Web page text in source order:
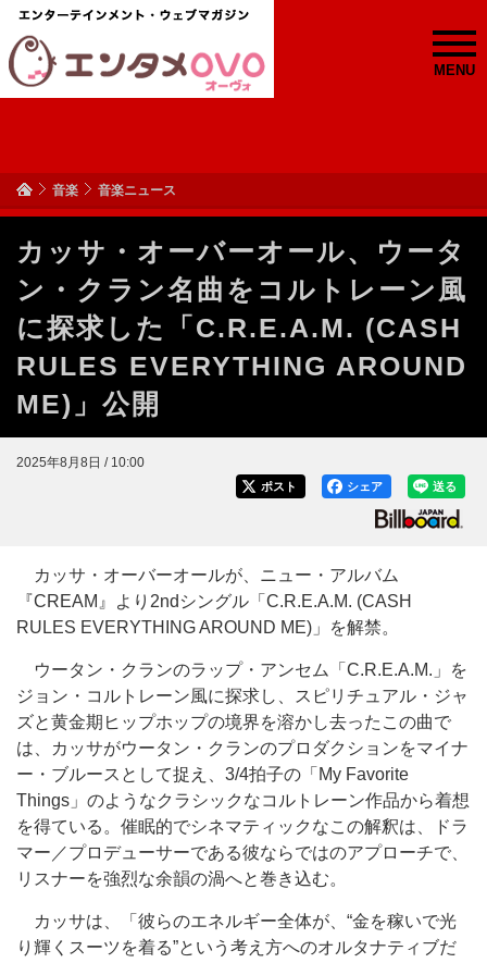
MENU
音楽 音楽ニュース
カッサ・オーバーオール、ウータ
ン・クラン名曲をコルトレーン風
に探求した「C.R.E.A.M. (CASH
RULES EVERYTHING AROUND
ME)」公開
2025年8月8日 / 10:00
送る
シェア
ポスト
カッサ・オーバーオールが、ニュー・アルバム
『CREAM』より2ndシングル「C.R.E.A.M. (CASH
RULES EVERYTHING AROUND ME)」を解禁。
ウータン・クランのラップ・アンセム「C.R.E.A.M.」を
ジョン・コルトレーン風に探求し、スピリチュアル・ジャ
ズと黄金期ヒップホップの境界を溶かし去ったこの曲で
は、カッサがウータン・クランのプロダクションをマイナ
ー・ブルースとして捉え、3/4拍子の「My Favorite
Things」のようなクラシックなコルトレーン作品から着想
を得ている。催眠的でシネマティックなこの解釈は、ドラ
マー／プロデューサーである彼ならではのアプローチで、
リスナーを強烈な余韻の渦へと巻き込む。
カッサは、「彼らのエネルギー全体が、“金を稼いで光
り輝くスーツを着る”という考え方へのオルタナティブだ